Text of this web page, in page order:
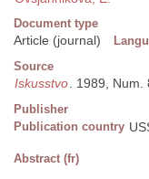
Document type
Article (journal)
Source
Iskusstvo. 1989, Num.
Publisher
Publication country
Abstract (fr)